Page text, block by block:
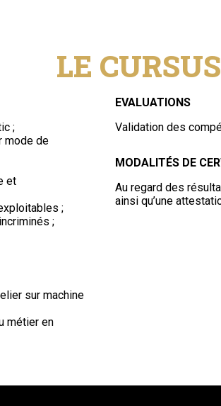
LE CURSUS
;
mode de
et
;
;
sur machine
métier en
EVALUATIONS
Validation des
MODALITÉS DE
Au regard des
ainsi qu’une